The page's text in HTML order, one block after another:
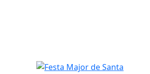
Festa Major de Santa